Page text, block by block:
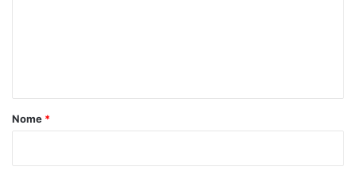
o
Nome *